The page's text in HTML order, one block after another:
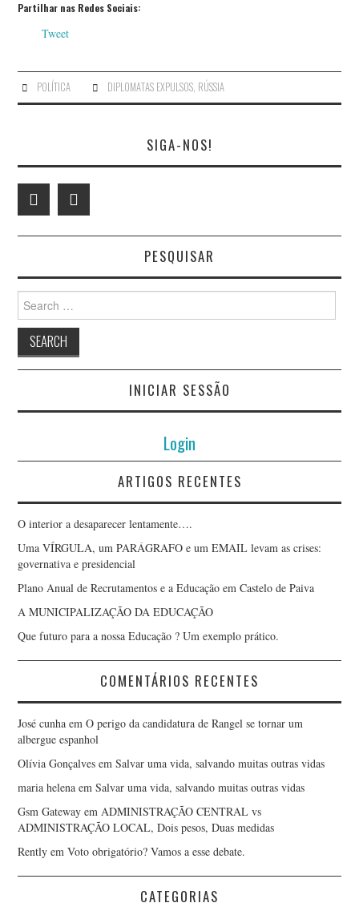
Partilhar nas Redes Sociais:
Tweet
POLÍTICA DIPLOMATAS EXPULSOS, RÚSSIA
SIGA-NOS!
PESQUISAR
Search
for:
INICIAR SESSÃO
Login
ARTIGOS RECENTES
O interior a desaparecer lentamente….
Uma VÍRGULA, um PARÁGRAFO e um EMAIL levam as crises:
governativa e presidencial
Plano Anual de Recrutamentos e a Educação em Castelo de Paiva
A MUNICIPALIZAÇÃO DA EDUCAÇÃO
Que futuro para a nossa Educação ? Um exemplo prático.
COMENTÁRIOS RECENTES
José cunha emO perigo da candidatura de Rangel se tornar um
albergue espanhol
Olívia Gonçalves emSalvar uma vida, salvando muitas outras vidas
maria helena emSalvar uma vida, salvando muitas outras vidas
Gsm Gateway emADMINISTRAÇÃO CENTRAL vs
ADMINISTRAÇÃO LOCAL, Dois pesos, Duas medidas
Rently emVoto obrigatório? Vamos a esse debate.
CATEGORIAS